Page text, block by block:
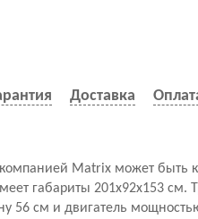
Доставка
компанией Matrix может
габариты 201x92x153 см.
56 см и двигатель